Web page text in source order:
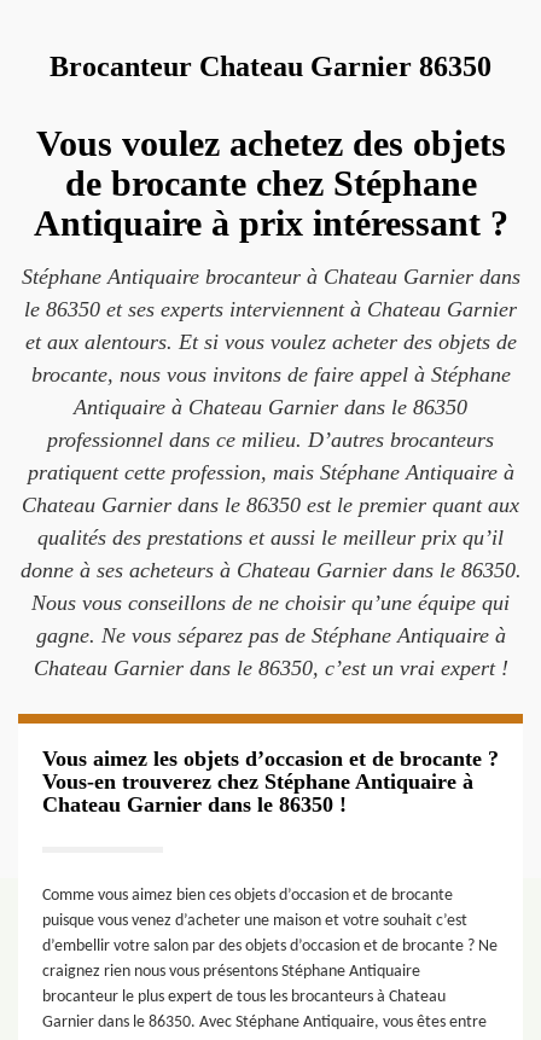
Brocanteur Chateau Garnier 86350
Vous voulez achetez des objets
de brocante chez Stéphane
Antiquaire à prix intéressant ?
Stéphane Antiquaire brocanteur à Chateau Garnier dans
le 86350 et ses experts interviennent à Chateau Garnier
et aux alentours. Et si vous voulez acheter des objets de
brocante, nous vous invitons de faire appel à Stéphane
Antiquaire à Chateau Garnier dans le 86350
professionnel dans ce milieu. D’autres brocanteurs
pratiquent cette profession, mais Stéphane Antiquaire à
Chateau Garnier dans le 86350 est le premier quant aux
qualités des prestations et aussi le meilleur prix qu’il
donne à ses acheteurs à Chateau Garnier dans le 86350.
Nous vous conseillons de ne choisir qu’une équipe qui
gagne. Ne vous séparez pas de Stéphane Antiquaire à
Chateau Garnier dans le 86350, c’est un vrai expert !
Vous aimez les objets d’occasion et de brocante ?
Vous-en trouverez chez Stéphane Antiquaire à
Chateau Garnier dans le 86350 !
Comme vous aimez bien ces objets d’occasion et de brocante
puisque vous venez d’acheter une maison et votre souhait c’est
d’embellir votre salon par des objets d’occasion et de brocante ? Ne
craignez rien nous vous présentons Stéphane Antiquaire
brocanteur le plus expert de tous les brocanteurs à Chateau
Garnier dans le 86350. Avec Stéphane Antiquaire, vous êtes entre